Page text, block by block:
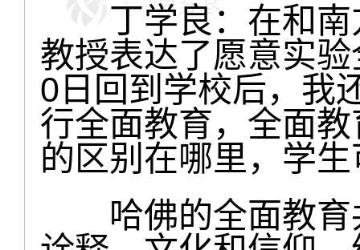
丁学良：在和南
教授表达了愿意实
0日回到学校后，我
行全面教育，全面
的区别在哪里，学
哈佛的全面教育